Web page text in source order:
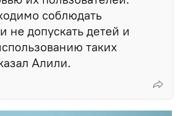
соблюдать
не допускать детей и
таких
Алили.